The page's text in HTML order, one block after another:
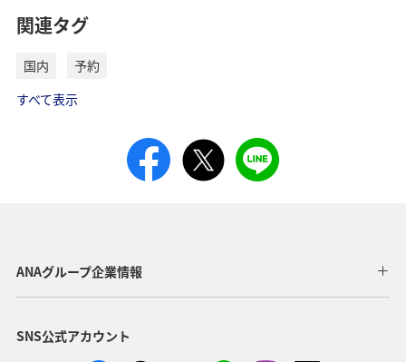
関連タグ
国内
予約
すべて表示
ANAグループ企業情報
SNS公式アカウント